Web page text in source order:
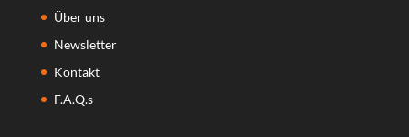
Über uns
Newsletter
Kontakt
F.A.Q.s